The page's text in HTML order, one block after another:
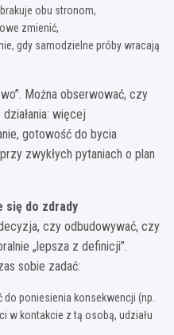
obu stronom,
zmienić,
gdy samodzielne próby wracają
Można obserwować, czy
więcej
gotowość do bycia
zwykłych pytaniach o plan
się do zdrady
czy odbudowywać, czy
„lepsza z definicji”.
sobie zadać:
poniesienia konsekwencji (np.
w kontakcie z tą osobą, udziału